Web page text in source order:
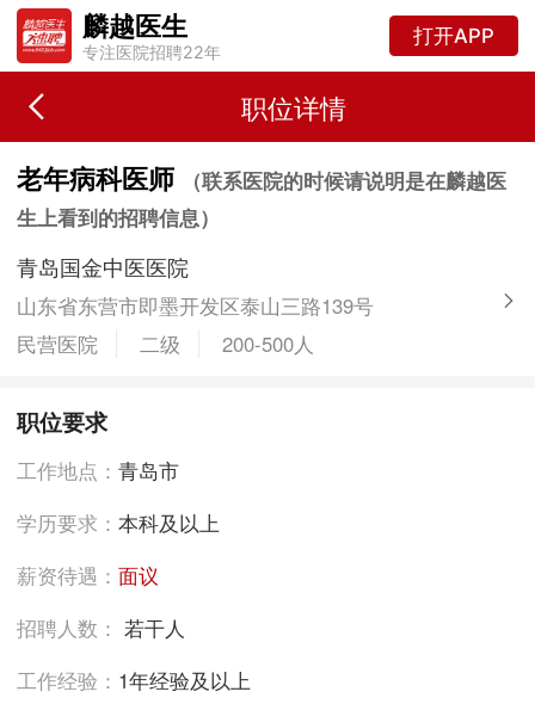
麟越医生
专注医院招聘22年
打开APP
职位详情
老年病科医师
（联系医院的时候请说明是在麟越医
生上看到的招聘信息）
青岛国金中医医院
山东省东营市即墨开发区泰山三路139号
民营医院
二级 200-500人
职位要求
工作地点：青岛市
学历要求：本科及以上
薪资待遇：面议
招聘人数：若干人
工作经验： 1年经验及以上